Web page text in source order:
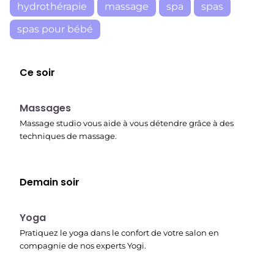
hydrothérapie massage spa
spas
spas pour bébé
Ce soir
23:30
Massages
Massage studio vous aide à vous détendre grâce à des
techniques de massage.
Demain soir
00:15
Yoga
Pratiquez le yoga dans le confort de votre salon en
compagnie de nos experts Yogi.